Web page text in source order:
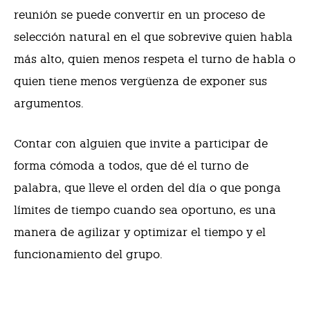
reunión se puede convertir en un proceso de
selección natural en el que sobrevive quien habla
más alto, quien menos respeta el turno de habla o
quien tiene menos vergüenza de exponer sus
argumentos.
Contar con alguien que invite a participar de
forma cómoda a todos, que dé el turno de
palabra, que lleve el orden del día o que ponga
límites de tiempo cuando sea oportuno, es una
manera de agilizar y optimizar el tiempo y el
funcionamiento del grupo.